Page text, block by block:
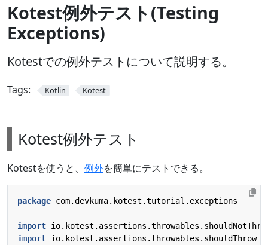
Kotest例外テスト(Testing
Exceptions)
Kotestでの例外テストについて説明する。
Tags: Kotlin Kotest
Kotest例外テスト
Kotestを使うと、 例外を簡単にテストできる。
package com.devkuma.kotest.tutorial.exceptions
import
import io.kotest.assertions.throwables.shouldThrow